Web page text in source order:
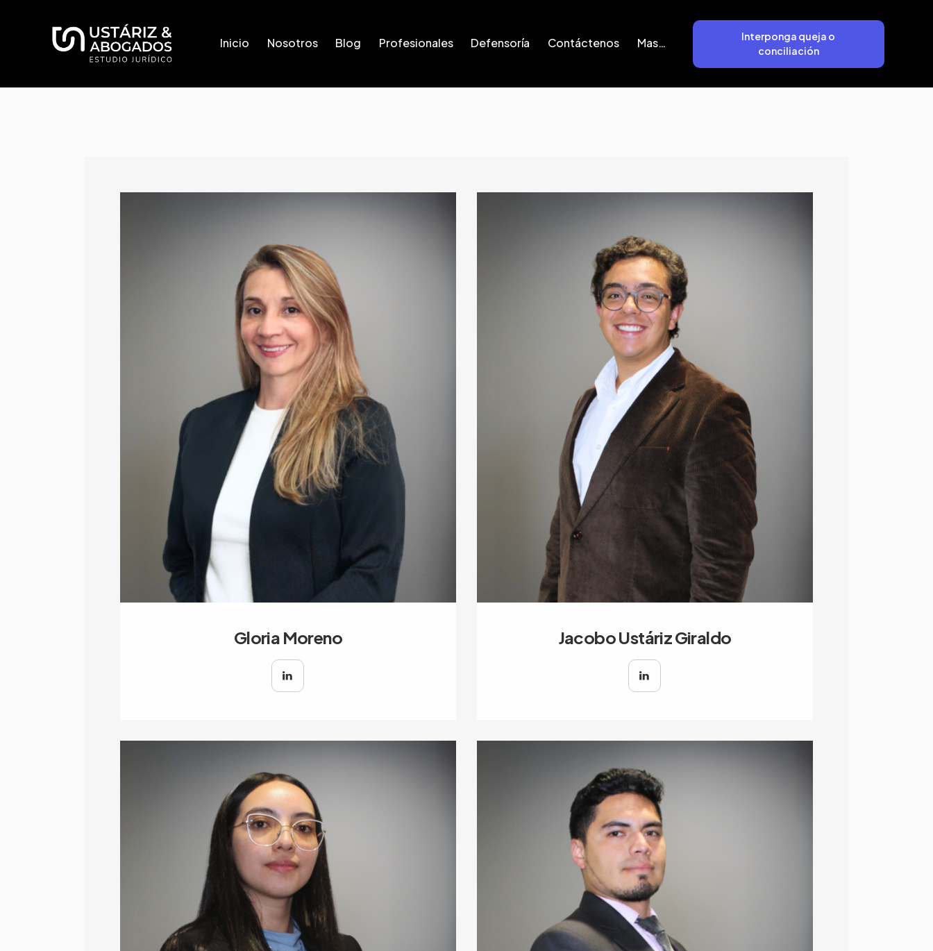
Inicio Nosotros Blog Profesionales Defensoría Contáctenos Mas…
Interponga queja o
conciliación
Gloria Moreno Jacobo Ustáriz Giraldo